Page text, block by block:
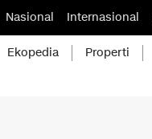
Nasional Internasional
Ekopedia Properti